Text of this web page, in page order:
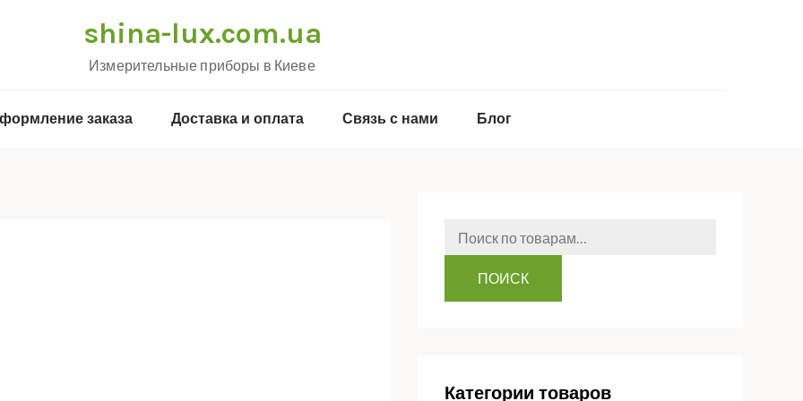
shina-lux.com.ua
Измерительные приборы в Киеве
заказа Доставка и оплата Связь с нами Блог
Искать:
ПОИСК
Категории товаров